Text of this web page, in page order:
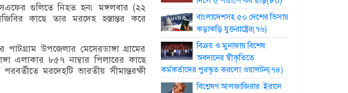
গুলিতে নিহত হন৷ মঙ্গলবার (২২
কাছে তার মরদেহ হস্তান্তর করে
উপজেলার মেসেরডাঙ্গা গ্রামের
এলাকার ৮৫৭ নাম্বার পিলারের কাছে
মরদেহটি ভারতীয় সীমান্তরক্ষী
বাংলাদেশসহ ৫০ দেশের ভিসায়
কড়াকড়ি যুক্তরাষ্ট্রের(৭৬)
বিক্রয় ও মুনাফায় বিশেষ
অবদানের স্বীকৃতিতে
কর্মকর্তাদের পুরস্কৃত করলো ওয়ালটন(৭৪)
বিশ্লেষণ আলজাজিরার ইরানে